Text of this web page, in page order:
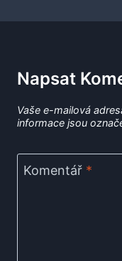
Napsat
Vaše e-mailová
informace jsou
Komentář *